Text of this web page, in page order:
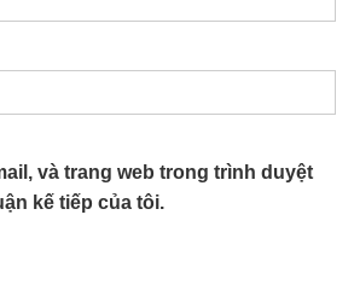
và trang web trong trình duyệt
kế tiếp của tôi.